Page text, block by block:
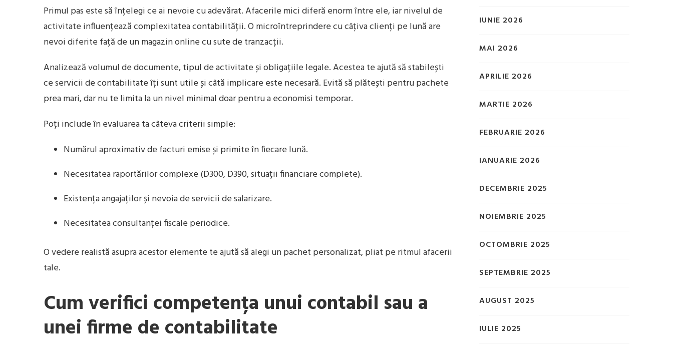
Primul pas este să înțelegi ce ai nevoie cu adevărat. Afacerile mici diferă enorm între ele, iar nivelul de
activitate influențează complexitatea contabilității. O microîntreprindere cu câțiva clienți pe lună are
nevoi diferite față de un magazin online cu sute de tranzacții.
Analizează volumul de documente, tipul de activitate și obligațiile legale. Acestea te ajută să stabilești
ce servicii de contabilitate îți sunt utile și câtă implicare este necesară. Evită să plătești pentru pachete
prea mari, dar nu te limita la un nivel minimal doar pentru a economisi temporar.
Poți include în evaluarea ta câteva criterii simple:
Numărul aproximativ de facturi emise și primite în fiecare lună.
Necesitatea raportărilor complexe (D300, D390, situații financiare complete).
Existența angajaților și nevoia de servicii de salarizare.
Necesitatea consultanței fiscale periodice.
O vedere realistă asupra acestor elemente te ajută să alegi un pachet personalizat, pliat pe ritmul afacerii
tale.
Cum verifici competența unui contabil sau a
unei firme de contabilitate
IUNIE 2026
MAI 2026
APRILIE 2026
MARTIE 2026
FEBRUARIE 2026
IANUARIE 2026
DECEMBRIE 2025
NOIEMBRIE 2025
OCTOMBRIE 2025
SEPTEMBRIE 2025
AUGUST 2025
IULIE 2025